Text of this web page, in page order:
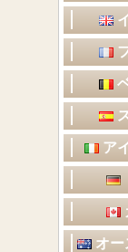
ア
オー